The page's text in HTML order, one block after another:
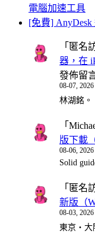
電腦加速工具
[免費]
「 匿名
器，在
發佈留
08-07, 2026
林湖銘。
「
版下載
08-06, 2026
Solid
「 匿名
新版（
08-03, 2026
東京・大